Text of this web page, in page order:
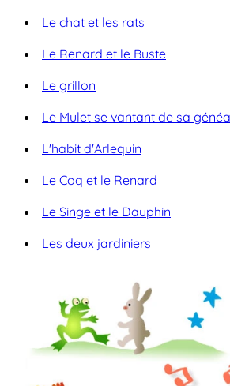
Le chat et les rats
Le Renard et le Buste
Le grillon
Le Mulet se vantant de sa
L'habit d'Arlequin
Le Coq et le Renard
Le Singe et le Dauphin
Les deux jardiniers